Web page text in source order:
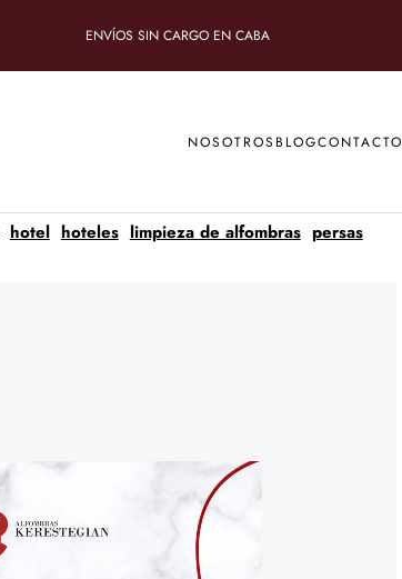
ENVÍOS SIN CARGO EN CABA
NOSOTROS BLOGCONTACTO
hotel hoteles limpieza de alfombras persas